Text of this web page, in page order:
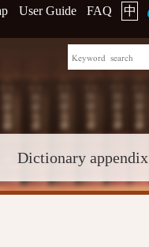
User Guide FAQ 中
Dictionary appendix